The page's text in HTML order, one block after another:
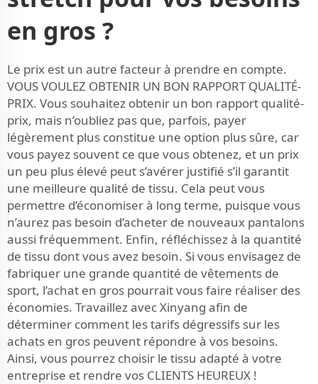
en gros ?
Le prix est un autre facteur à prendre en compte.
VOUS VOULEZ OBTENIR UN BON RAPPORT QUALITÉ-
PRIX. Vous souhaitez obtenir un bon rapport qualité-
prix, mais n’oubliez pas que, parfois, payer
légèrement plus constitue une option plus sûre, car
vous payez souvent ce que vous obtenez, et un prix
un peu plus élevé peut s’avérer justifié s’il garantit
une meilleure qualité de tissu. Cela peut vous
permettre d’économiser à long terme, puisque vous
n’aurez pas besoin d’acheter de nouveaux pantalons
aussi fréquemment. Enfin, réfléchissez à la quantité
de tissu dont vous avez besoin. Si vous envisagez de
fabriquer une grande quantité de vêtements de
sport, l’achat en gros pourrait vous faire réaliser des
économies. Travaillez avec Xinyang afin de
déterminer comment les tarifs dégressifs sur les
achats en gros peuvent répondre à vos besoins.
Ainsi, vous pourrez choisir le tissu adapté à votre
entreprise et rendre vos CLIENTS HEUREUX !